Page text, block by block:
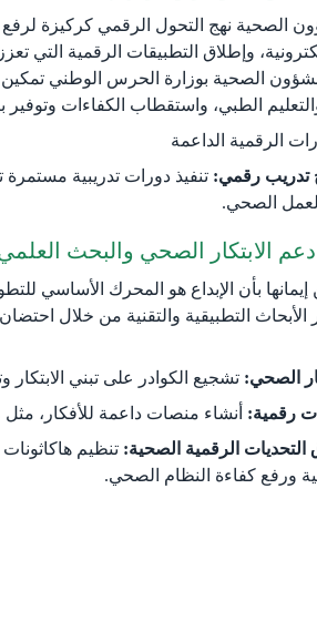
الصحية نهج التحول الرقمي كركيزة
وإطلاق التطبيقات الرقمية التي
الصحية بوزارة الحرس الوطني تمكين
الطبي، واستقطاب الكفاءات
الرقم​ية الداعمة
تدريب رقمي:تنفيذ دورات تدريبية
الصحي.
الابتكار الصحي والبحث
إيمانها بأن الإبداع هو المحرك الأساسي
التطبيقية والتقنية من خلال
الصحي:تشجيع الكوادر على تبني
رقمية: أنشاء منصات داعمة للأفكار،
التحديات الرقمية الصحية:تنظيم
ورفع كفاءة النظام الصحي.​​​